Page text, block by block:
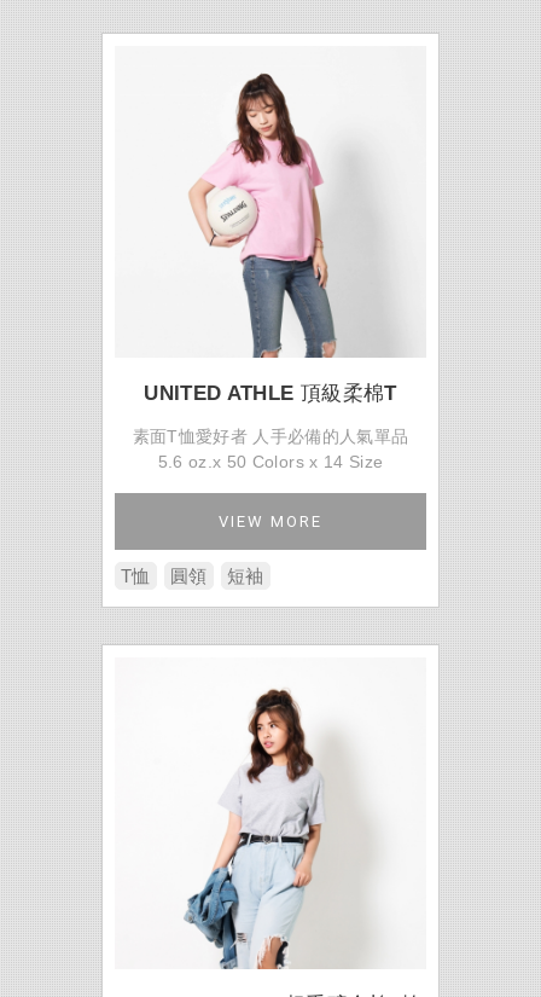
UNITED ATHLE 頂級柔棉T
素面T恤愛好者 人手必備的人氣單品
5.6 oz.x 50 Colors x 14 Size
VIEW MORE
T恤 圓領 短袖